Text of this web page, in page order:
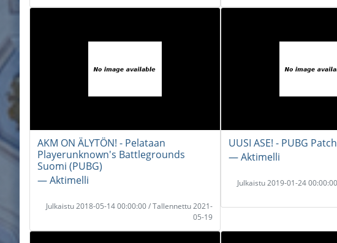
AKM ON ÄLYTÖN! - Pelataan
Playerunknown's Battlegrounds
Suomi (PUBG)
― Aktimelli
Julkaistu 2018-05-14 00:00:00 / Tallennettu 2021-
05-19
UUSI ASE! - PUBG
― Aktimelli
Julkaistu 2019-01-24